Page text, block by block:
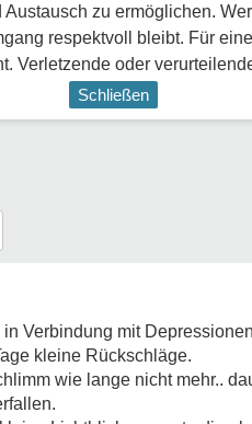
zu ermöglichen.
respektvoll bleibt. Für
Verletzende oder
Schließen
Verbindung mit
kleine Rückschläge.
wie lange nicht mehr..